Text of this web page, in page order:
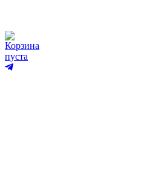
Корзина
пуста